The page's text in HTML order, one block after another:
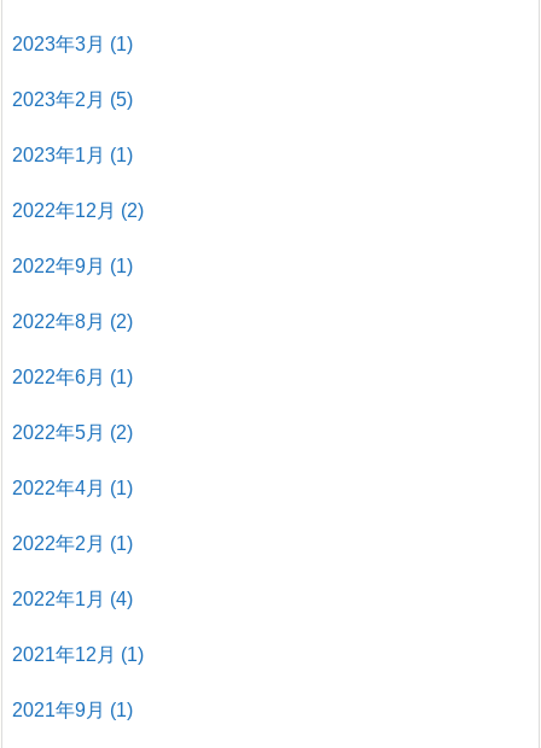
2023年3月 (1)
2023年2月 (5)
2023年1月 (1)
2022年12月 (2)
2022年9月 (1)
2022年8月 (2)
2022年6月 (1)
2022年5月 (2)
2022年4月 (1)
2022年2月 (1)
2022年1月 (4)
2021年12月 (1)
2021年9月 (1)